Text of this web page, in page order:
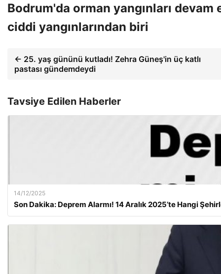
Bodrum'da orman yangınları devam
ciddi yangınlarından biri
← 25. yaş gününü kutladı! Zehra Güneş'in üç katlı
pastası gündemdeydi
Tavsiye Edilen Haberler
14/12/2025
Son Dakika: Deprem Alarmı! 14 Aralık 2025’te Hangi